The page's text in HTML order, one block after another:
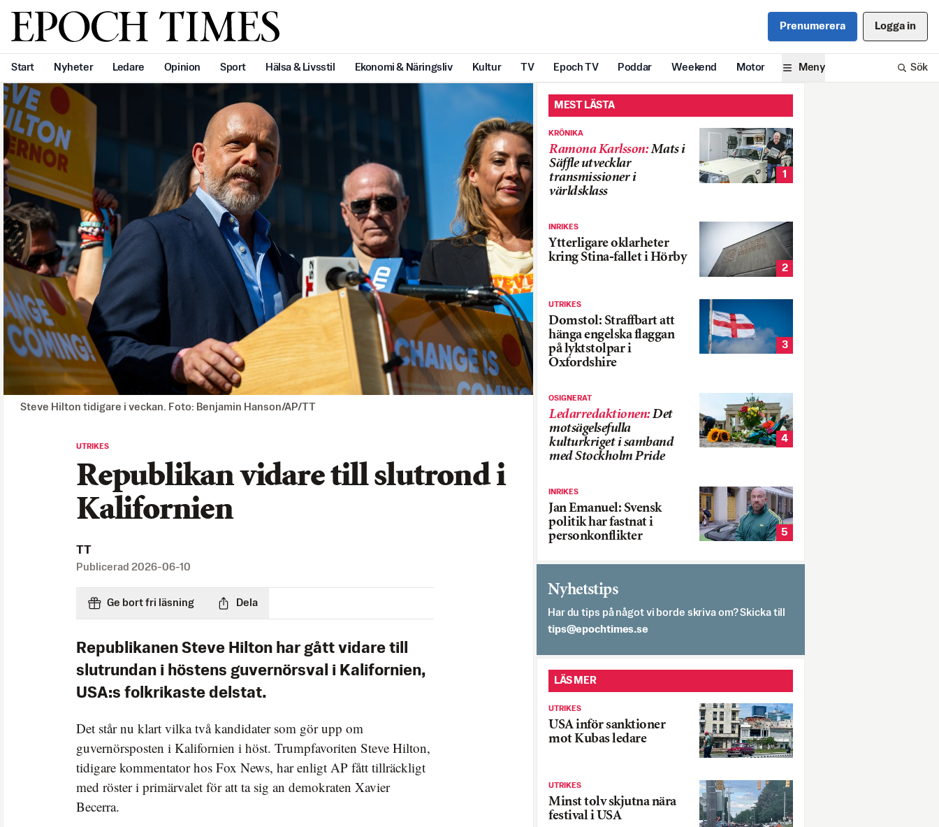
Svenska Epoch Times Prenumerera Logga in
Start Nyheter Ledare Opinion Sport Hälsa & Livsstil Ekonomi & Näringsliv Kultur TV Epoch TV Poddar Weekend Motor Meny Sök
Steve Hilton tidigare i veckan. Foto: Benjamin Hanson/AP/TT
UTRIKES
Republikan vidare till slutrond i
Kalifornien
TT
Publicerad 2026-06-10
Ge bort fri läsning Dela
Republikanen Steve Hilton har gått vidare till
slutrundan i höstens guvernörsval i Kalifornien,
USA:s folkrikaste delstat.
Det står nu klart vilka två kandidater som gör upp om
guvernörsposten i Kalifornien i höst. Trumpfavoriten Steve Hilton,
tidigare kommentator hos Fox News, har enligt AP fått tillräckligt
med röster i primärvalet för att ta sig an demokraten Xavier
Becerra.
MEST LÄSTA
KRÖNIKA
Ramona Karlsson:Mats i
Säffle utvecklar
transmissioner i
världsklass
1
INRIKES
Ytterligare oklarheter
kring Stina-fallet i Hörby
2
UTRIKES
Domstol: Straffbart att
hänga engelska flaggan
på lyktstolpar i
Oxfordshire
3
OSIGNERAT
Ledarredaktionen:Det
motsägelsefulla
kulturkriget i samband
med Stockholm Pride
4
INRIKES
Jan Emanuel: Svensk
politik har fastnat i
personkonflikter
5
Nyhetstips
Har du tips på något vi borde skriva om? Skicka till
es.semithcope@spit
LÄS MER
UTRIKES
USA inför sanktioner
mot Kubas ledare
UTRIKES
Minst tolv skjutna nära
festival i USA